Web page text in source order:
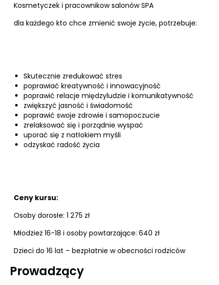
Kosmetyczek i pracownikow salonów SPA
dla każdego kto chce zmienić swoje życie, potrzebuje:
Skutecznie zredukować stres
poprawiać kreatywność i innowacyjność
poprawić relacje międzyludzie i komunikatywność
zwiększyć jasność i świadomość
poprawić swoje zdrowie i samopoczucie
zrelaksować się i porządnie wyspać
uporać się z natłokiem myśli
odzyskać radość życia
Ceny kursu:
Osoby dorosłe: 1 275 zł
Młodzież 16-18 i osoby powtarzające: 640 zł
Dzieci do 16 lat – bezpłatnie w obecności rodziców
Prowadzący